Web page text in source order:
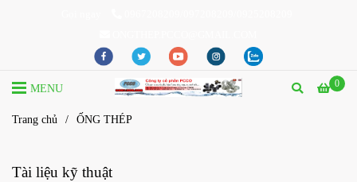
0
MENU
Trang chủ / ỐNG THÉP
Tài liệu kỹ thuật